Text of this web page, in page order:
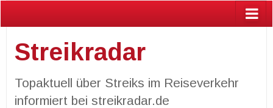
Streikradar
Topaktuell über Streiks im Reiseverkehr
informiert bei streikradar.de